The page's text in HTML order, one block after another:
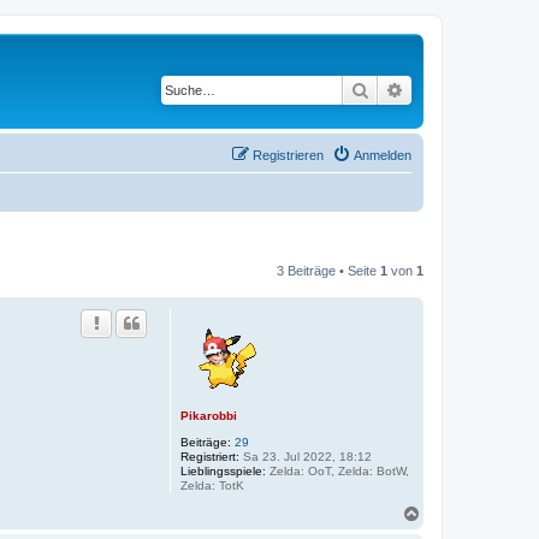
Suche
Anmelden
Registrieren
3 Beiträge • Seite 1 von 1
Pikarobbi
Beiträge: 29
Registriert: Sa 23. Jul 2022, 18:12
Lieblingsspiele: Zelda: OoT, Zelda: BotW,
Zelda: TotK